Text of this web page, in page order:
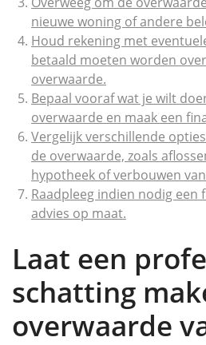
nieuwe woning of andere
Houd rekening met
betaald moeten worden
overwaarde.
Bepaal vooraf wat je wilt
overwaarde en maak een
Vergelijk verschillende
de overwaarde, zoals
hypotheek of verbouwen
Raadpleeg indien nodig
advies op maat.
Laat een
schatting
overwaarde